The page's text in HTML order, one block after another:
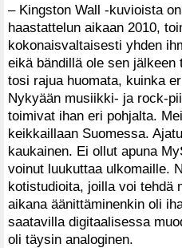
– Kingston Wall -kuvioista
haastattelun aikaan 2010,
kokonaisvaltaisesti yhden
eikä bändillä ole sen
tosi rajua huomata, kuinka
Nykyään musiikki- ja rock-
toimivat ihan eri pohjalta.
keikkaillaan Suomessa.
kaukainen. Ei ollut apuna
voinut luukuttaa ulkomaille.
kotistudioita, joilla voi tehdä
aikana äänittäminenkin oli
saatavilla digitaalisessa
oli täysin analoginen.